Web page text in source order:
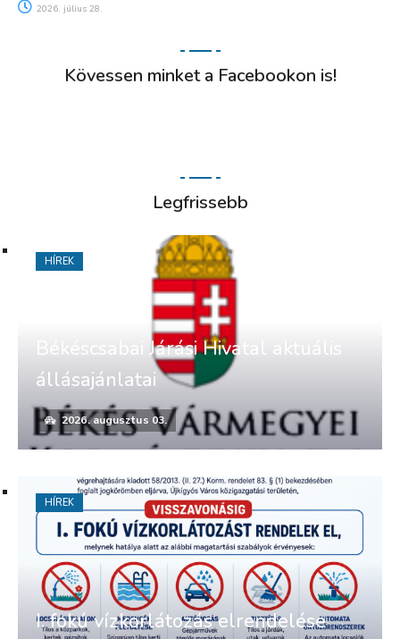
2026. július 28.
Kövessen minket a Facebookon is!
Legfrissebb
Békéscsabai Járási Hivatal aktuális
állásajánlatai
2026. augusztus 03.
HÍREK
I. fokú vízkorlátozás elrendelése
HÍREK